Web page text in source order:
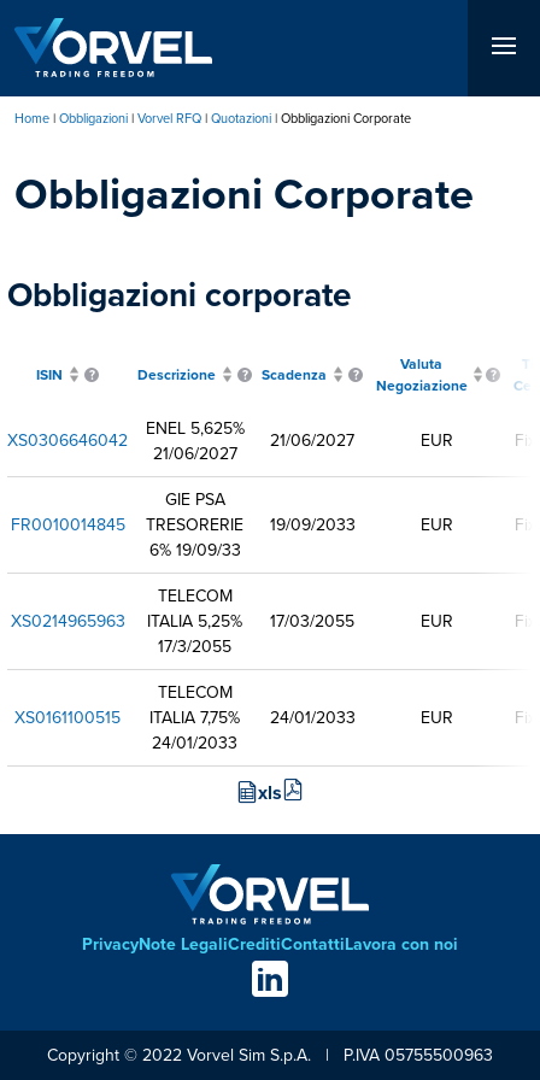
contenuto
principale
di
Home Obbligazioni Vorvel RFQ Quotazioni Obbligazioni Corporate
Obbligazioni Corporate
Obbligazioni corporate
ISIN Descrizione Scadenza
Valuta
Negoziazione
XS0306646042
ENEL 5,625%
21/06/2027
21/06/2027 EUR
FR0010014845
GIE PSA
TRESORERIE
6% 19/09/33
19/09/2033 EUR
XS0214965963
TELECOM
ITALIA 5,25%
17/3/2055
17/03/2055 EUR
XS0161100515
TELECOM
ITALIA 7,75%
24/01/2033
24/01/2033 EUR
xls
Footer
PrivacyNote LegaliCreditiContattiLavora con noi
Social
links
Copyright © 2022 Vorvel Sim S.p.A. | P.IVA 05755500963